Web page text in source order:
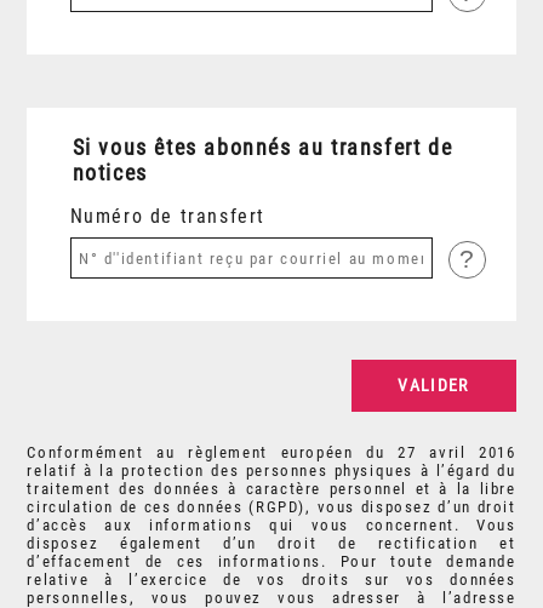
Si vous êtes abonnés au transfert de
notices
Numéro de transfert
?
Conformément au règlement européen du 27 avril 2016
relatif à la protection des personnes physiques à l’égard du
traitement des données à caractère personnel et à la libre
circulation de ces données (RGPD), vous disposez d’un droit
d’accès aux informations qui vous concernent. Vous
disposez également d’un droit de rectification et
d’effacement de ces informations. Pour toute demande
relative à l’exercice de vos droits sur vos données
personnelles, vous pouvez vous adresser à l’adresse